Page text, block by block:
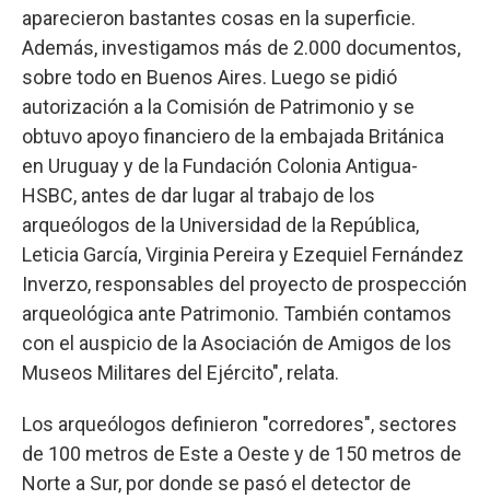
aparecieron bastantes cosas en la superficie.
Además, investigamos más de 2.000 documentos,
sobre todo en Buenos Aires. Luego se pidió
autorización a la Comisión de Patrimonio y se
obtuvo apoyo financiero de la embajada Británica
en Uruguay y de la Fundación Colonia Antigua-
HSBC, antes de dar lugar al trabajo de los
arqueólogos de la Universidad de la República,
Leticia García, Virginia Pereira y Ezequiel Fernández
Inverzo, responsables del proyecto de prospección
arqueológica ante Patrimonio. También contamos
con el auspicio de la Asociación de Amigos de los
Museos Militares del Ejército", relata.
Los arqueólogos definieron "corredores", sectores
de 100 metros de Este a Oeste y de 150 metros de
Norte a Sur, por donde se pasó el detector de